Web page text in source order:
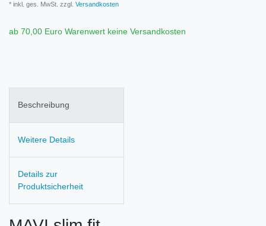
* inkl. ges. MwSt. zzgl. Versandkosten
ab 70,00 Euro Warenwert keine Versandkosten
Beschreibung
Weitere Details
Details zur
Produktsicherheit